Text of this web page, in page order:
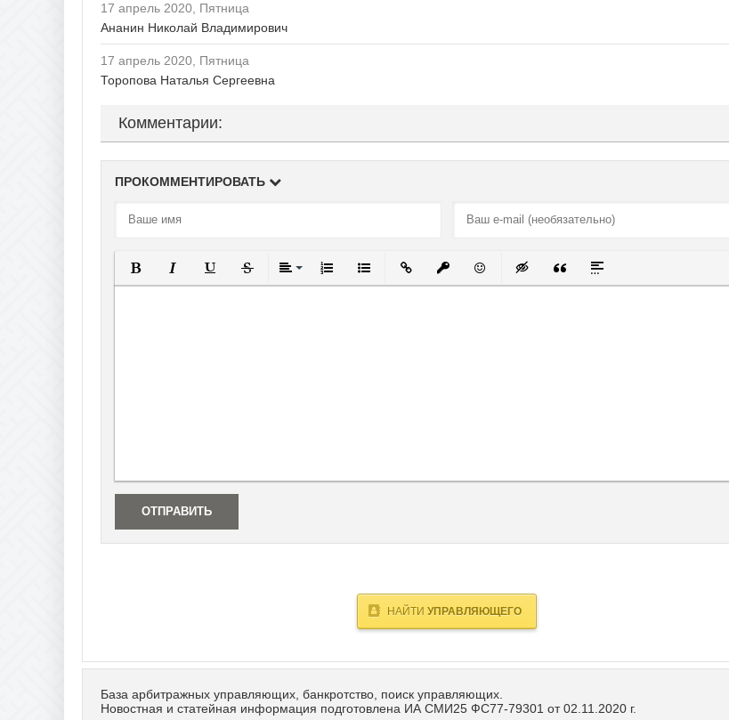
17 апрель 2020, Пятница
Ананин Николай Владимирович
17 апрель 2020, Пятница
Торопова Наталья Сергеевна
Комментарии:
ПРОКОММЕНТИРОВАТЬ
Полужирный
КурсивПодчеркнутый
ЗачеркнутыйВыравнивание
Нумерованный список
Маркированный список
Вставить ссылку
Вставить защищенную ссылку
Вставить смайлик
Вставка скрытого текста
Вставка цитаты
Вставка спойлера
ОТПРАВИТЬ
НАЙТИ УПРАВЛЯЮЩЕГО
База арбитражных управляющих, банкротство, поиск управляющих.
Новостная и статейная информация подготовлена ИА СМИ25 ФС77-79301 от 02.11.2020 г.